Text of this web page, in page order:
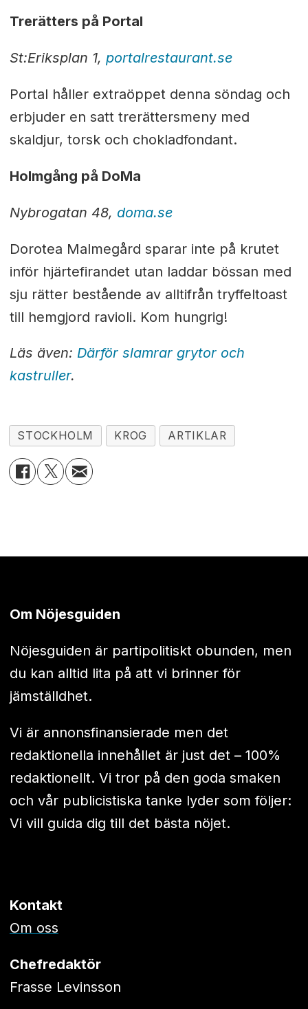
Trerätters på Portal
St:Eriksplan 1, portalrestaurant.se
Portal håller extraöppet denna söndag och
erbjuder en satt trerättersmeny med
skaldjur, torsk och chokladfondant.
Holmgång på DoMa
Nybrogatan 48, doma.se
Dorotea Malmegård sparar inte på krutet
inför hjärtefirandet utan laddar bössan med
sju rätter bestående av alltifrån tryffeltoast
till hemgjord ravioli. Kom hungrig!
Läs även: Därför slamrar grytor och
kastruller.
STOCKHOLM KROG ARTIKLAR
Om Nöjesguiden
Nöjesguiden är partipolitiskt obunden, men
du kan alltid lita på att vi brinner för
jämställdhet.
Vi är annonsfinansierade men det
redaktionella innehållet är just det – 100%
redaktionellt. Vi tror på den goda smaken
och vår publicistiska tanke lyder som följer:
Vi vill guida dig till det bästa nöjet.
Kontakt
Om oss
Chefredaktör
Frasse Levinsson